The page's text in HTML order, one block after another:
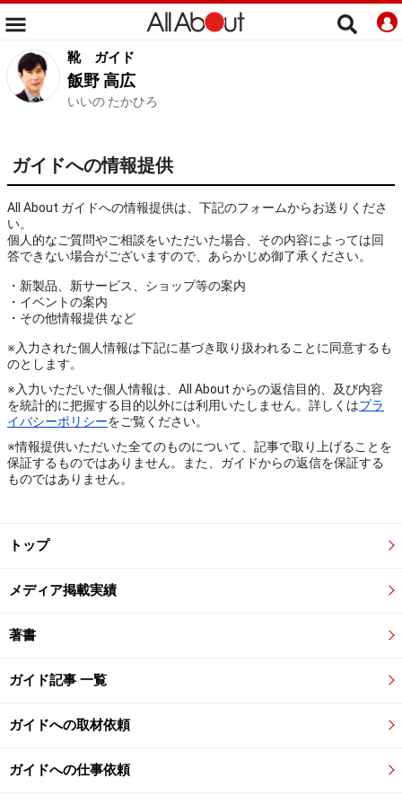
靴 ガイド
飯野 高広
いいの たかひろ
ガイドへの情報提供
All About ガイドへの情報提供は、下記のフォームからお送りくださ
い。
個人的なご質問やご相談をいただいた場合、その内容によっては回
答できない場合がございますので、あらかじめ御了承ください。
・新製品、新サービス、ショップ等の案内
・イベントの案内
・その他情報提供 など
※入力された個人情報は下記に基づき取り扱われることに同意するも
のとします。
※入力いただいた個人情報は、All About からの返信目的、及び内容
を統計的に把握する目的以外には利用いたしません。詳しくはプラ
イバシーポリシーをご覧ください。
※情報提供いただいた全てのものについて、記事で取り上げることを
保証するものではありません。また、ガイドからの返信を保証する
ものではありません。
トップ
メディア掲載実績
著書
ガイド記事 一覧
ガイドへの取材依頼
ガイドへの仕事依頼